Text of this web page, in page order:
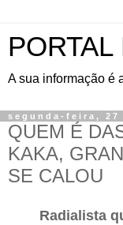
A sua informação é
segunda-feira, 27
QUEM É
KAKA,
SE CALOU
Radialista